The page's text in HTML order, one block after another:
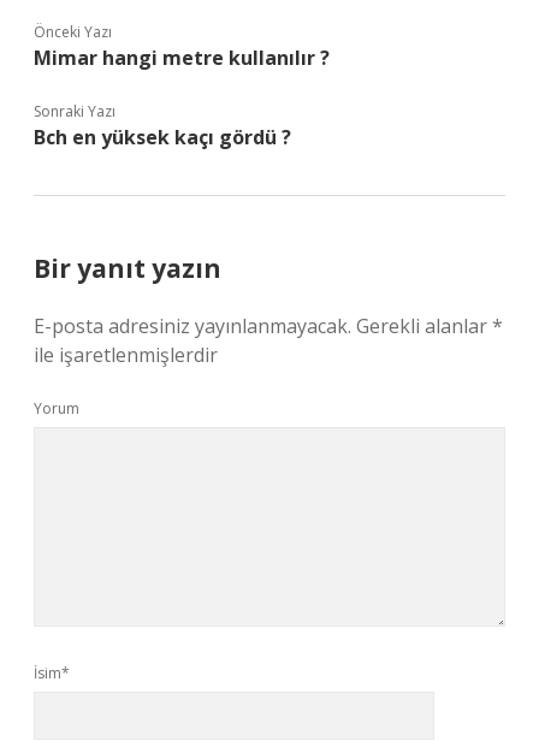
Önceki Yazı
Mimar hangi metre kullanılır ?
Sonraki Yazı
Bch en yüksek kaçı gördü ?
Bir yanıt yazın
E-posta adresiniz yayınlanmayacak. Gerekli alanlar*
ile işaretlenmişlerdir
Yorum
İsim*